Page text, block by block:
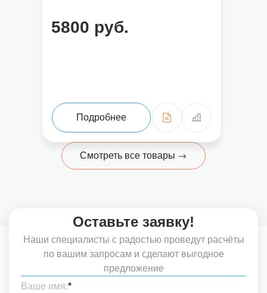
5800 руб.
Подробнее
Смотреть все товары
Оставьте заявку!
Наши специалисты с радостью проведут расчёты
по вашим запросам и сделают выгодное
предложение
Ваше имя:*